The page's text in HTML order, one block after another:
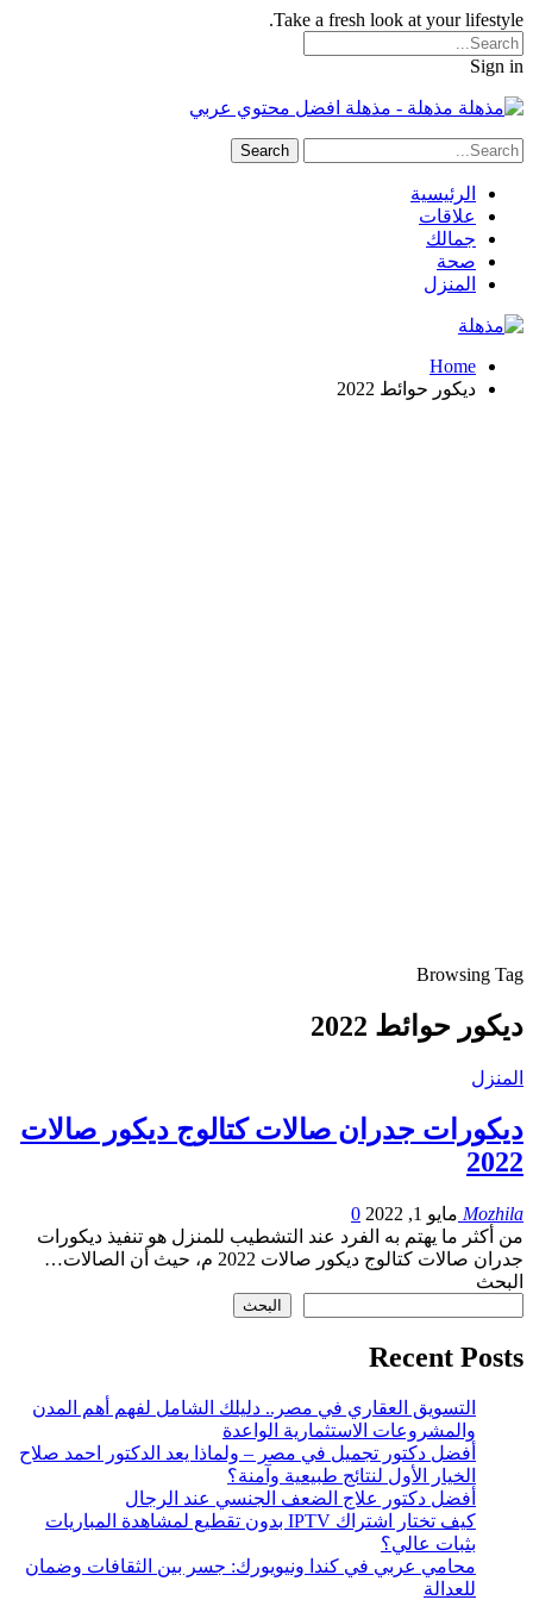
Take a fresh look at your lifestyle.
Sign in
مذهلة - مذهلة افضل محتوي عربي
الرئيسية
علاقات
جمالك
صحة
المنزل
Home
ديكور حوائط 2022
Browsing Tag
ديكور حوائط 2022
المنزل
ديكورات جدران صالات كتالوج ديكور صالات
2022
Mozhila مايو 1, 2022
0
من أكثر ما يهتم به الفرد عند التشطيب للمنزل هو تنفيذ ديكورات
جدران صالات كتالوج ديكور صالات 2022 م، حيث أن الصالات…
البحث
البحث
Recent Posts
التسويق العقاري في مصر.. دليلك الشامل لفهم أهم المدن
والمشروعات الاستثمارية الواعدة
أفضل دكتور تجميل في مصر – ولماذا يعد الدكتور احمد صلاح
الخيار الأول لنتائج طبيعية وآمنة؟
أفضل دكتور علاج الضعف الجنسي عند الرجال
كيف تختار اشتراك IPTV بدون تقطيع لمشاهدة المباريات
بثبات عالي؟
محامي عربي في كندا ونيويورك: جسر بين الثقافات وضمان
للعدالة